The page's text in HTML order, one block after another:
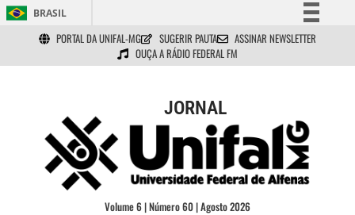
BRASIL
Simplifique!
Comunica BR
Acesso à informação
Legislação
Canais
PORTAL DA UNIFAL-MG SUGERIR PAUTA
ASSINAR NEWSLETTER
OUÇA A RÁDIO FEDERAL FM
JORNAL
Volume 6 | Número 60 | Agosto 2026